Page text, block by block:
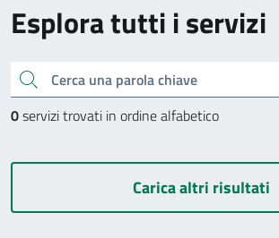
Esplora tutti i servizi
Cerca una parola chiave
0servizi trovati in ordine alfabetico
Carica altri risultati